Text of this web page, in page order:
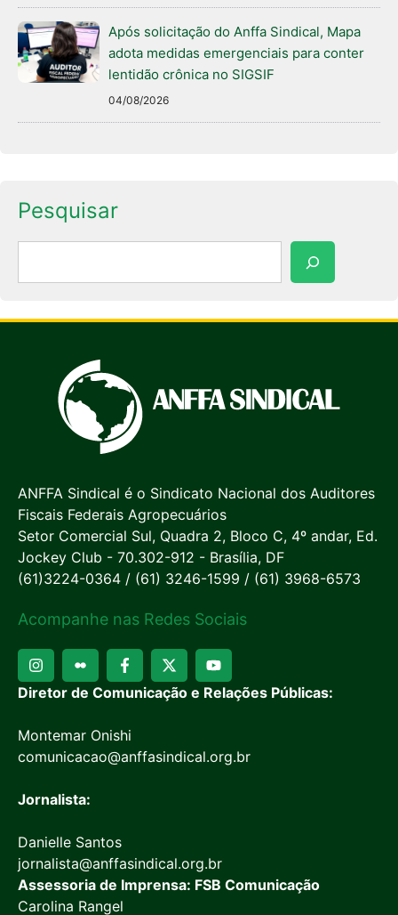
Após solicitação do Anffa Sindical, Mapa
adota medidas emergenciais para conter
lentidão crônica no SIGSIF
04/08/2026
Pesquisar
ANFFA Sindical é o Sindicato Nacional dos Auditores
Fiscais Federais Agropecuários
Setor Comercial Sul, Quadra 2, Bloco C, 4º andar, Ed.
Jockey Club - 70.302-912 - Brasília, DF
(61)3224-0364 / (61) 3246-1599 / (61) 3968-6573
Acompanhe nas Redes Sociais
Diretor de Comunicação e Relações Públicas:
Montemar Onishi
comunicacao@anffasindical.org.br
Jornalista:
Danielle Santos
jornalista@anffasindical.org.br
Assessoria de Imprensa: FSB Comunicação
Carolina Rangel